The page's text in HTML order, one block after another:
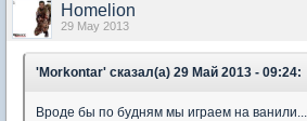
Homelion
29 May 2013
'Morkontar' сказал(а) 29 Май 2013 - 09:24:
Вроде бы по будням мы играем на